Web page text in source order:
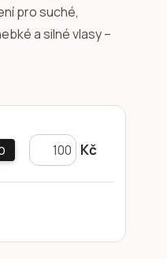
pro suché,
a silné vlasy –
Kč